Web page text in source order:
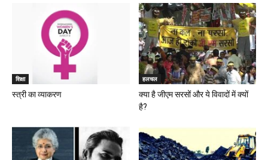
शिक्षा
स्त्री का व्याकरण
हलचल
क्या है जीएम सरसों और ये विवादों में क्यों
है?